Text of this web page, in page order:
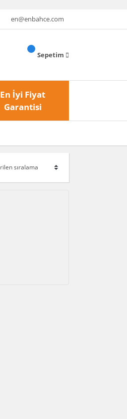
en@enbahce.com
Sepetim
En İyi Fiyat
Garantisi